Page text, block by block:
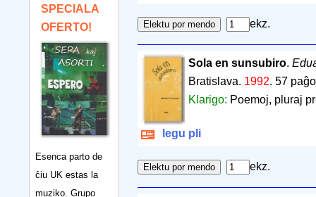
SPECIALA
OFERTO!
Esenca parto de
ĉiu UK estas la
muziko. Grupo
ekz.
Sola en sunsubiro.
Bratislava. 1992. 57
Klarigo: Poemoj, pluraj
legu pli
ekz.